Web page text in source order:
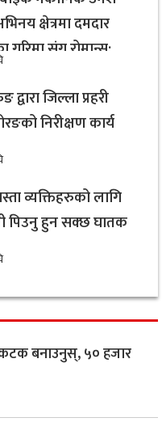
क्षेत्रमा दमदार
गरिमा संग रोमान्स:
।
द्वारा जिल्ला प्रहरी
निरीक्षण कार्य
व्यक्तिहरुको लागि
पिउनु हुन सक्छ घातक
बनाउनुस्, ५० हजार